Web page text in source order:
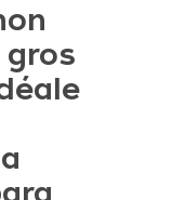
gros